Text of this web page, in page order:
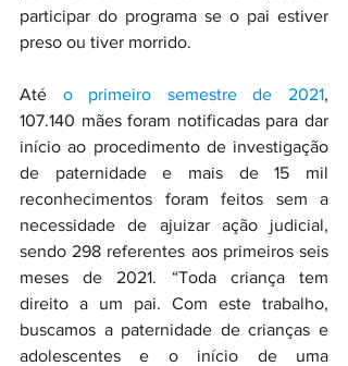
participar do programa se o pai estiver
preso ou tiver morrido.
Até o primeiro semestre de 2021,
107.140 mães foram notificadas para dar
início ao procedimento de investigação
de paternidade e mais de 15 mil
reconhecimentos foram feitos sem a
necessidade de ajuizar ação judicial,
sendo 298 referentes aos primeiros seis
meses de 2021. “Toda criança tem
direito a um pai. Com este trabalho,
buscamos a paternidade de crianças e
adolescentes e o início de uma